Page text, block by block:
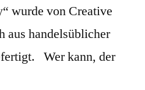
wurde von Creative
aus handelsüblicher
Wer kann, der